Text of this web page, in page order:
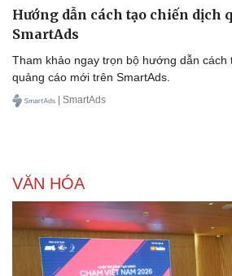
Hướng dẫn cách tạo chiến dịch
SmartAds
Tham khảo ngay trọn bộ hướng dẫn cách
quảng cáo mới trên SmartAds.
| SmartAds
VĂN HÓA